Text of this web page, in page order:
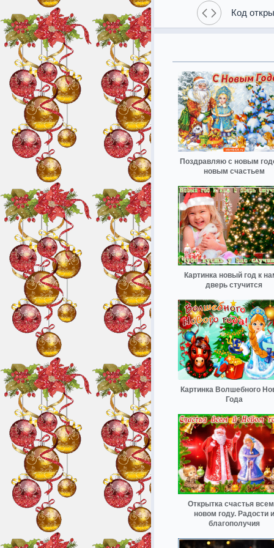
Код
Поздравляю с новым
новым счастьем
Картинка новый год к
дверь стучится
Картинка Волшебного
Года
Открытка счастья
новом году. Радости и
благополучия